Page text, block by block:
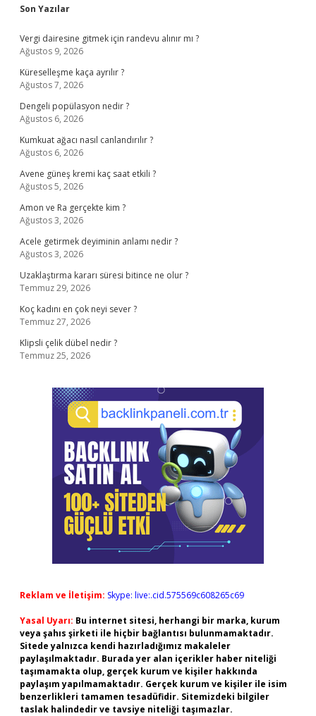
Sidebar
Son Yazılar
Vergi dairesine gitmek için randevu alınır mı ?
Ağustos 9, 2026
Küreselleşme kaça ayrılır ?
Ağustos 7, 2026
Dengeli popülasyon nedir ?
Ağustos 6, 2026
Kumkuat ağacı nasıl canlandırılır ?
Ağustos 6, 2026
Avene güneş kremi kaç saat etkili ?
Ağustos 5, 2026
Amon ve Ra gerçekte kim ?
Ağustos 3, 2026
Acele getirmek deyiminin anlamı nedir ?
Ağustos 3, 2026
Uzaklaştırma kararı süresi bitince ne olur ?
Temmuz 29, 2026
Koç kadını en çok neyi sever ?
Temmuz 27, 2026
Klipsli çelik dübel nedir ?
Temmuz 25, 2026
Reklam ve İletişim: Skype: live:.cid.575569c608265c69
Yasal Uyarı: Bu internet sitesi, herhangi bir marka, kurum
veya şahıs şirketi ile hiçbir bağlantısı bulunmamaktadır.
Sitede yalnızca kendi hazırladığımız makaleler
paylaşılmaktadır. Burada yer alan içerikler haber niteliği
taşımamakta olup, gerçek kurum ve kişiler hakkında
paylaşım yapılmamaktadır. Gerçek kurum ve kişiler ile isim
benzerlikleri tamamen tesadüfidir. Sitemizdeki bilgiler
taslak halindedir ve tavsiye niteliği taşımazlar.